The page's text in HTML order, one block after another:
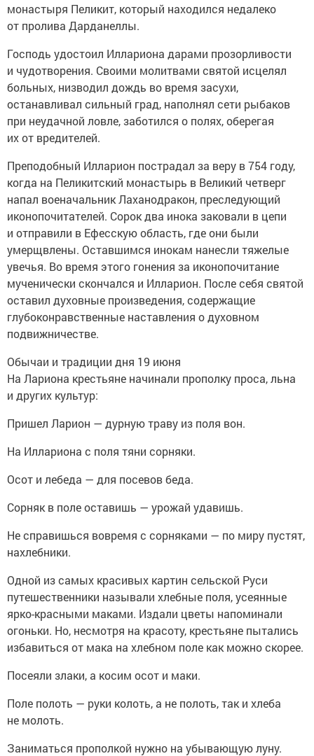
монастыря Пеликит, который находился недалеко
от пролива Дарданеллы.
Господь удостоил Иллариона дарами прозорливости
и чудотворения. Своими молитвами святой исцелял
больных, низводил дождь во время засухи,
останавливал сильный град, наполнял сети рыбаков
при неудачной ловле, заботился о полях, оберегая
их от вредителей.
Преподобный Илларион пострадал за веру в 754 году,
когда на Пеликитский монастырь в Великий четверг
напал военачальник Лаханодракон, преследующий
иконопочитателей. Сорок два инока заковали в цепи
и отправили в Ефесскую область, где они были
умерщвлены. Оставшимся инокам нанесли тяжелые
увечья. Во время этого гонения за иконопочитание
мученически скончался и Илларион. После себя святой
оставил духовные произведения, содержащие
глубоконравственные наставления о духовном
подвижничестве.
Обычаи и традиции дня 19 июня
На Лариона крестьяне начинали прополку проса, льна
и других культур:
Пришел Ларион — дурную траву из поля вон.
На Иллариона с поля тяни сорняки.
Осот и лебеда — для посевов беда.
Сорняк в поле оставишь — урожай удавишь.
Не справишься вовремя с сорняками — по миру пустят,
нахлебники.
Одной из самых красивых картин сельской Руси
путешественники называли хлебные поля, усеянные
ярко-красными маками. Издали цветы напоминали
огоньки. Но, несмотря на красоту, крестьяне пытались
избавиться от мака на хлебном поле как можно скорее.
Посеяли злаки, а косим осот и маки.
Поле полоть — руки колоть, а не полоть, так и хлеба
не молоть.
Заниматься прополкой нужно на убывающую луну.